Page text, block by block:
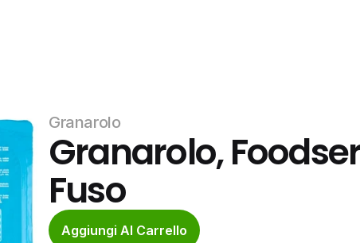
Granarolo
Granarolo,
Fuso
Aggiungi Al Carrello